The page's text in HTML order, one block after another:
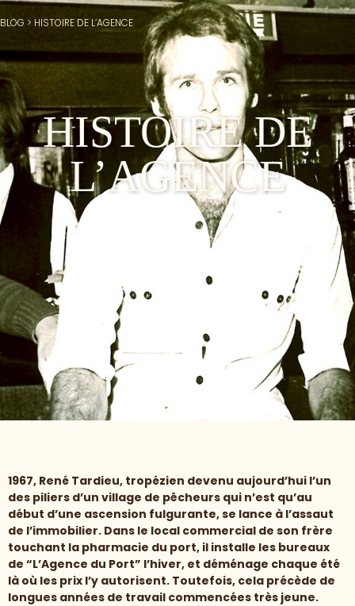
BLOG > HISTOIRE DE L’AGENCE
HISTOIRE DE
L’AGENCE
1967, René Tardieu, tropézien devenu aujourd’hui l’un
des piliers d’un village de pêcheurs qui n’est qu’au
début d’une ascension fulgurante, se lance à l’assaut
de l’immobilier. Dans le local commercial de son frère
touchant la pharmacie du port, il installe les bureaux
de “L’Agence du Port” l’hiver, et déménage chaque été
là où les prix l’y autorisent. Toutefois, cela précède de
longues années de travail commencées très jeune.